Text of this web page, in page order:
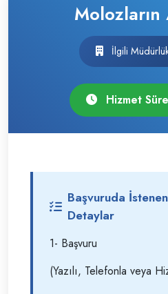
Molozların
İlgili
Hizmet
Başvuruda
Detaylar
1- Başvuru
(Yazılı, Telefonla veya